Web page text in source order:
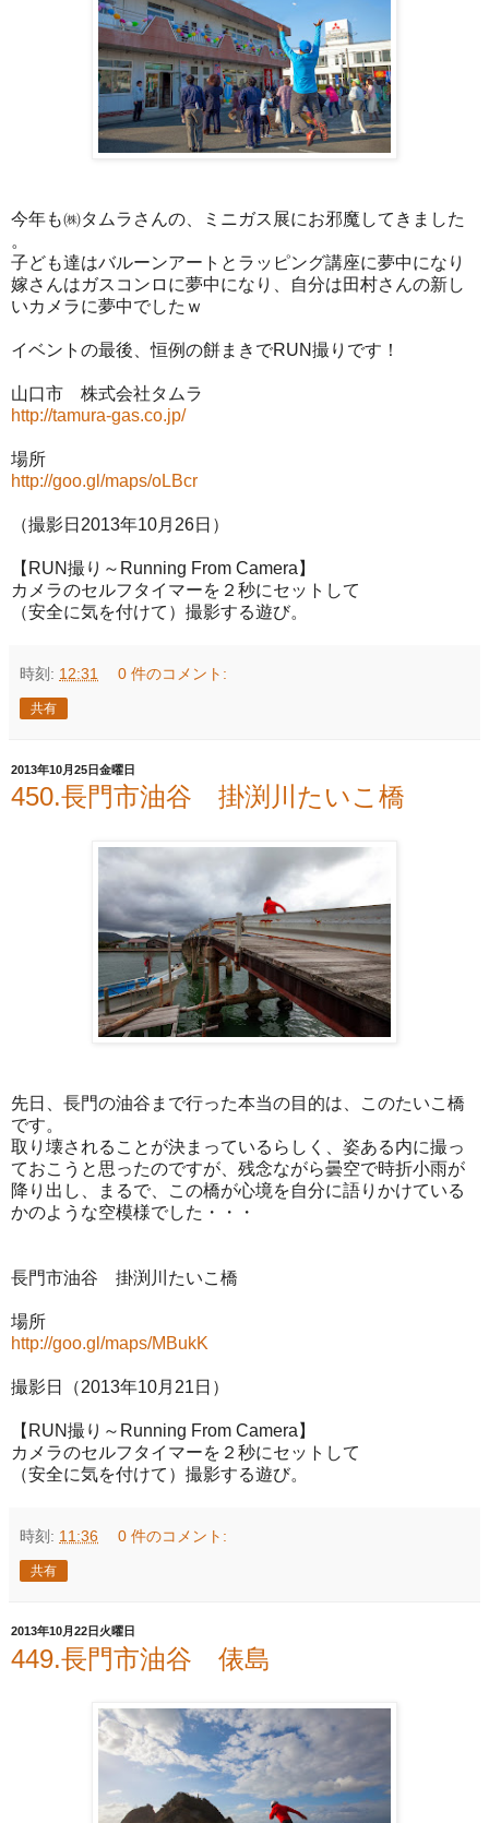
今年も㈱タムラさんの、ミニガス展にお邪魔してきました
。
子ども達はバルーンアートとラッピング講座に夢中になり
嫁さんはガスコンロに夢中になり、自分は田村さんの新し
いカメラに夢中でしたｗ
イベントの最後、恒例の餅まきでRUN撮りです！
山口市 株式会社タムラ
http://tamura-gas.co.jp/
場所
http://goo.gl/maps/oLBcr
（撮影日2013年10月26日）
【RUN撮り～Running From Camera】
カメラのセルフタイマーを２秒にセットして
（安全に気を付けて）撮影する遊び。
時刻: 12:31 0 件のコメント:
共有
2013年10月25日金曜日
450.長門市油谷 掛渕川たいこ橋
先日、長門の油谷まで行った本当の目的は、このたいこ橋
です。
取り壊されることが決まっているらしく、姿ある内に撮っ
ておこうと思ったのですが、残念ながら曇空で時折小雨が
降り出し、まるで、この橋が心境を自分に語りかけている
かのような空模様でした・・・
長門市油谷 掛渕川たいこ橋
場所
http://goo.gl/maps/MBukK
撮影日（2013年10月21日）
【RUN撮り～Running From Camera】
カメラのセルフタイマーを２秒にセットして
（安全に気を付けて）撮影する遊び。
時刻: 11:36 0 件のコメント:
共有
2013年10月22日火曜日
449.長門市油谷 俵島